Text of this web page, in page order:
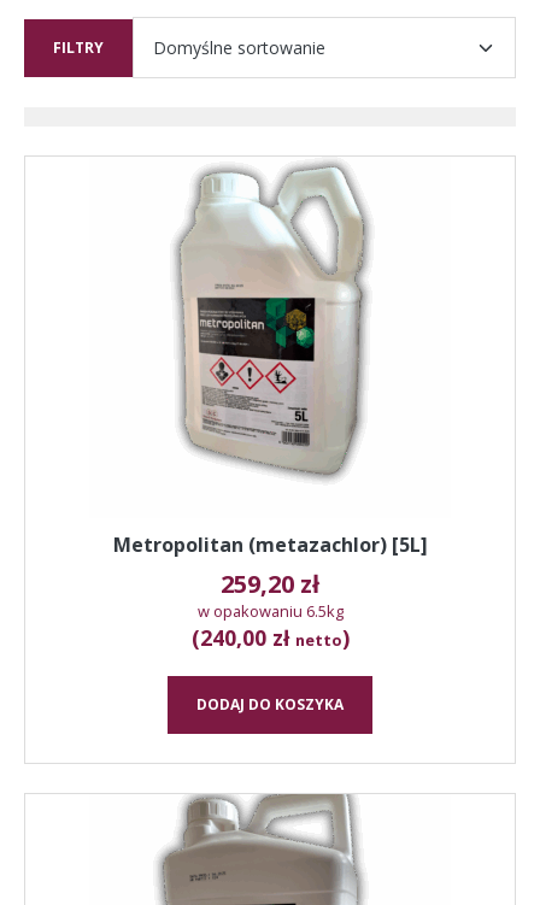
FILTRY
Metropolitan (metazachlor) [5L]
259,20 zł
w opakowaniu 6.5kg
(240,00 zł netto)
DODAJ DO KOSZYKA